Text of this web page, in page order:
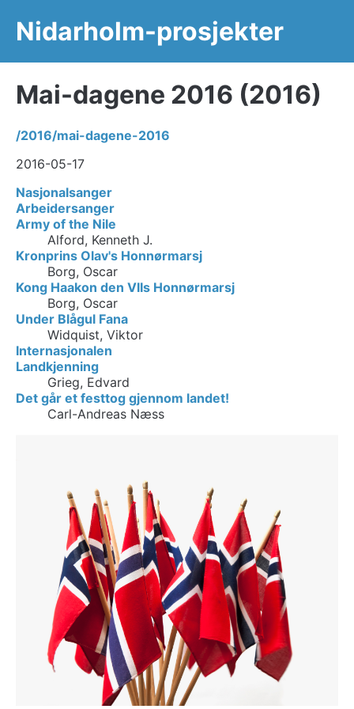
Nidarholm-prosjekter
Mai-dagene 2016 (2016)
/2016/mai-dagene-2016
2016-05-17
Nasjonalsanger
Arbeidersanger
Army of the Nile
Alford, Kenneth J.
Kronprins Olav's Honnørmarsj
Borg, Oscar
Kong Haakon den VIIs Honnørmarsj
Borg, Oscar
Under Blågul Fana
Widquist, Viktor
Internasjonalen
Landkjenning
Grieg, Edvard
Det går et festtog gjennom landet!
Carl-Andreas Næss